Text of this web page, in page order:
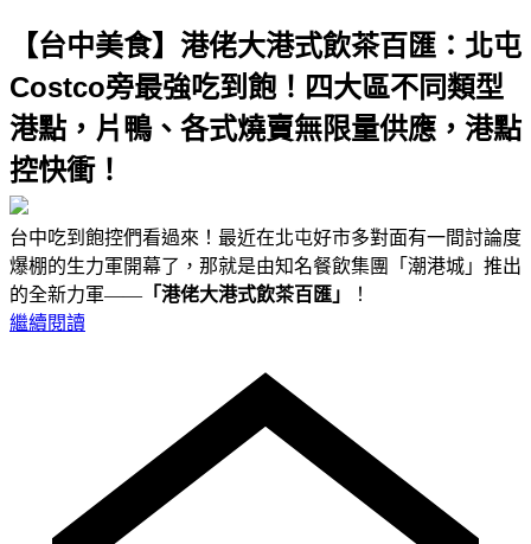
【台中美食】港佬大港式飲茶百匯：北屯
Costco旁最強吃到飽！四大區不同類型
港點，片鴨、各式燒賣無限量供應，港點
控快衝！
台中吃到飽控們看過來！最近在北屯好市多對面有一間討論度
爆棚的生力軍開幕了，那就是由知名餐飲集團「潮港城」推出
的全新力軍—— 「港佬大港式飲茶百匯」
！
繼續閱讀